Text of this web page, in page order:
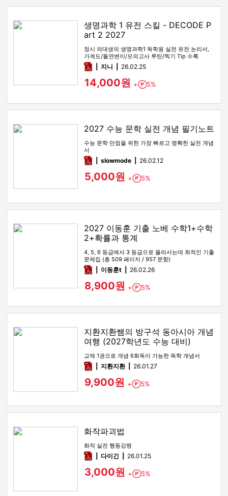
생명과학 1 유전 스킬 - DECODE P
art 2 2027
정시 의대생의 생명과학1 독학용 실전 유전 논리서,
가계도/돌연변이/모의고사 루틴/찍기 Tip 수록
pdf지니 26.02.25
14,000원 + Point
5%
2027 수능 문학 실전 개념 필기노트
수능 문학 만점을 위한 가장 빠르고 명확한 실전 개념
서
pdfslowmode 26.02.12
5,000원 + Point
5%
2027 이동훈 기출 노베 수학1+수학
2+확률과 통계
4, 5, 6 등급에서 3 등급으로 올라서는데 최적인 기출
문제집 (총 509 페이지 / 957 문항)
pdf이동훈t 26.02.26
8,900원 + Point
5%
지환지환쌤의 방구석 동아시아 개념
여행 (2027학년도 수능 대비)
교재 1권으로 개념 6회독이 가능한 독학 개념서
pdf지환지환 26.01.27
9,900원 + Point
5%
화작파괴법
화작 실전 행동강령
pdf다이긴 26.01.25
3,000원 + Point
5%